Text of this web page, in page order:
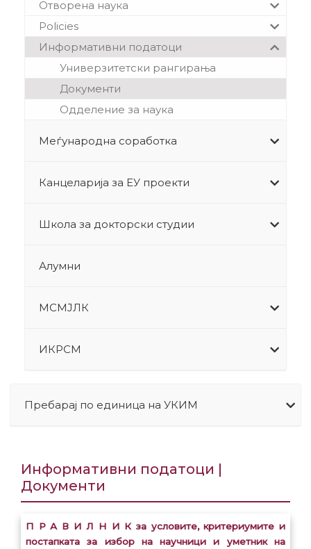
Отворена наука
Policies
Информативни податоци
Универзитетски рангирања
Документи
Одделение за наука
Меѓународна соработка
Канцеларија за ЕУ проекти
Школа за докторски студии
Алумни
МСМЈЛК
ИКРСМ
Пребарај по единица на УКИМ
Информативни податоци |
Документи
П Р А В И Л Н И К за условите, критериумите и
постапката за избор на научници и уметник на